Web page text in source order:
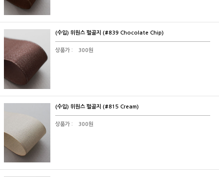
(수입) 위원스 펄골지 (#839 Chocolate Chip)
상품가 : 300원
(수입) 위원스 펄골지 (#815 Cream)
상품가 : 300원